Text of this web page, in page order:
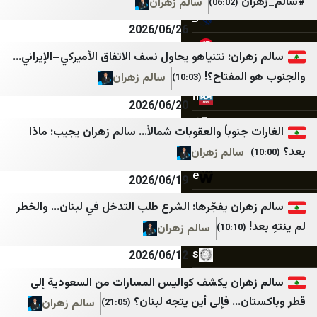
قلم سياسي
وردنا
لبنان اليوم
mdm نيوز
أخبار بلس
Tehran Times
IranWire
Iran International
Iran Herald
Iran Times
ANA
IRANA
الأمناء نت
المشهد العربي
درع الجنوب
وفا
عرب 48
بانيت
2026/06/26
نتنياهو يحاول نسف الاتفاق الأميركي–الإيراني…
(10:03)
سالم زهران
2026/06/20
جنوباً والعقوبات شمالاً… سالم زهران يجيب: ماذا
سالم زهران
2026/06/19
يفجّرها: الشرع طلب التدخل في لبنان… والخطر
سالم زهران
2026/06/12
يكشف كواليس المسارات من السعودية إلى
فإلى أين يتجه لبنان؟ (21:05)
سالم زهران